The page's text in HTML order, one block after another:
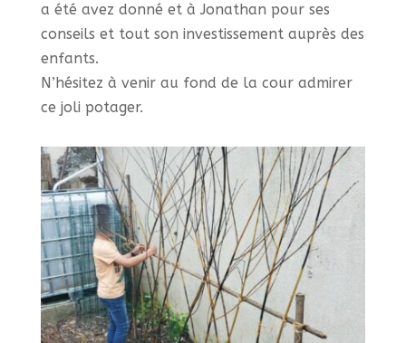
a été avez donné et à Jonathan pour ses
conseils et tout son investissement auprès des
enfants.
N’hésitez à venir au fond de la cour admirer
ce joli potager.